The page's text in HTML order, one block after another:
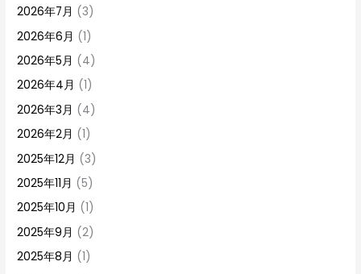
2026年7月 (3)
2026年6月 (1)
2026年5月 (4)
2026年4月 (1)
2026年3月 (4)
2026年2月 (1)
2025年12月 (3)
2025年11月 (5)
2025年10月 (1)
2025年9月 (2)
2025年8月 (1)